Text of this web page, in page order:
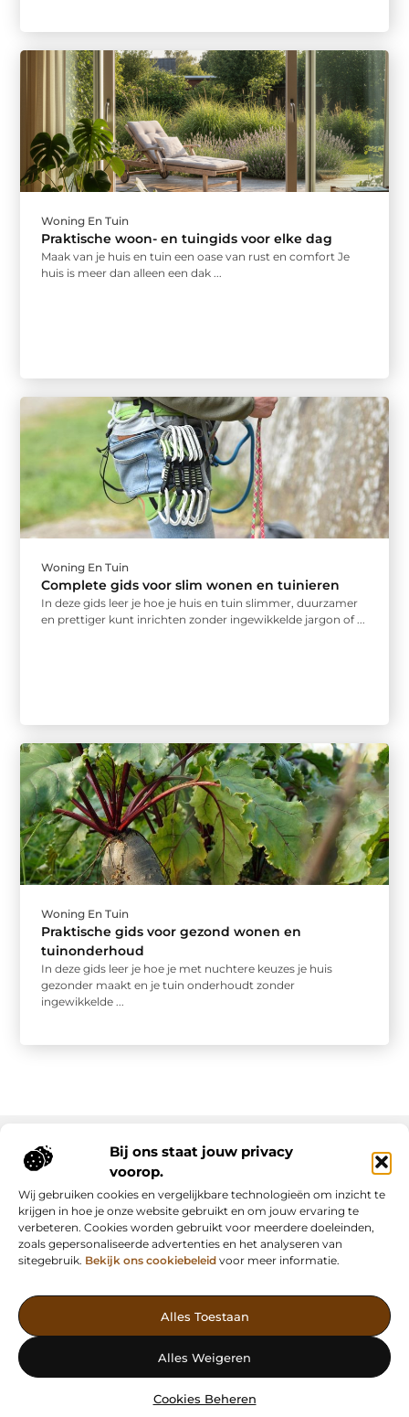
Bij ons staat jouw privacy
voorop.
Wij gebruiken cookies en vergelijkbare technologieën om inzicht te
krijgen in hoe je onze website gebruikt en om jouw ervaring te
verbeteren. Cookies worden gebruikt voor meerdere doeleinden,
zoals gepersonaliseerde advertenties en het analyseren van
sitegebruik. Bekijk ons cookiebeleid voor meer informatie.
Alles Toestaan
Alles Weigeren
Cookies Beheren
Woning En Tuin
Praktische woon- en tuingids voor elke dag
Maak van je huis en tuin een oase van rust en comfort Je
huis is meer dan alleen een dak ...
Woning En Tuin
Complete gids voor slim wonen en tuinieren
In deze gids leer je hoe je huis en tuin slimmer, duurzamer
en prettiger kunt inrichten zonder ingewikkelde jargon of ...
Woning En Tuin
Praktische gids voor gezond wonen en
tuinonderhoud
In deze gids leer je hoe je met nuchtere keuzes je huis
gezonder maakt en je tuin onderhoudt zonder
ingewikkelde ...
Vind Inspiratie, Deel Inzichten
waardevolle artikelen en effectieve advertenties. Ontdek, leer en
deel jouw verhaal vandaag nog!
Onze informatie